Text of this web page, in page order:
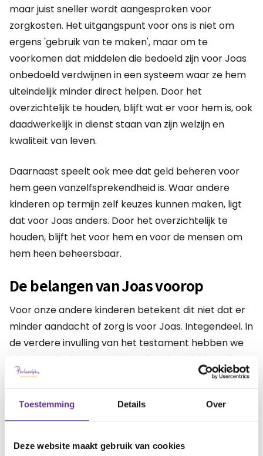
Toestemming Details Over
Deze website maakt gebruik van cookies
maar juist sneller wordt aangesproken voor
zorgkosten. Het uitgangspunt voor ons is niet om
ergens 'gebruik van te maken', maar om te
voorkomen dat middelen die bedoeld zijn voor Joas
onbedoeld verdwijnen in een systeem waar ze hem
uiteindelijk minder direct helpen. Door het
overzichtelijk te houden, blijft wat er voor hem is, ook
daadwerkelijk in dienst staan van zijn welzijn en
kwaliteit van leven.
Daarnaast speelt ook mee dat geld beheren voor
hem geen vanzelfsprekendheid is. Waar andere
kinderen op termijn zelf keuzes kunnen maken, ligt
dat voor Joas anders. Door het overzichtelijk te
houden, blijft het voor hem en voor de mensen om
hem heen beheersbaar.
De belangen van Joas voorop
Voor onze andere kinderen betekent dit niet dat er
minder aandacht of zorg is voor Joas. Integendeel. In
de verdere invulling van het testament hebben we
juist nagedacht over wie hem kan begeleiden, wie
toezicht houdt en hoe we ervoor zorgen dat zijn
belangen altijd voorop blijven staan.
Het gesprek bij de notaris voelde aan het begin
zwaar. Maar naarmate we verder kwamen, gaf het